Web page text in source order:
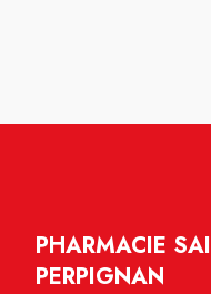
PHARMACIE
PERPIGNAN